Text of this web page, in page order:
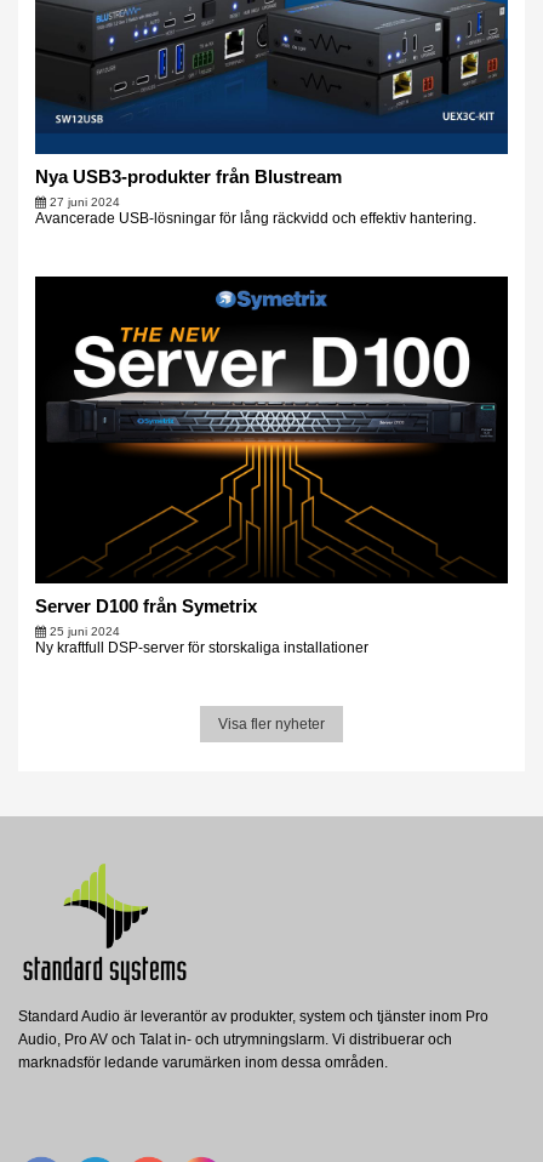
Nya USB3-produkter från Blustream
27 juni 2024
Avancerade USB-lösningar för lång räckvidd och effektiv hantering.
Server D100 från Symetrix
25 juni 2024
Ny kraftfull DSP-server för storskaliga installationer
Visa fler nyheter
Standard Audio är leverantör av produkter, system och tjänster inom Pro
Audio, Pro AV och Talat in- och utrymningslarm. Vi distribuerar och
marknadsför ledande varumärken inom dessa områden.